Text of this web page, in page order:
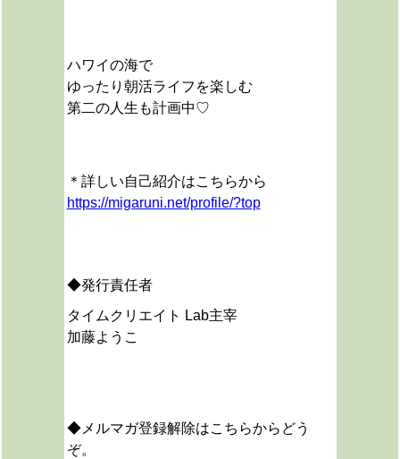
ハワイの海で
ゆったり朝活ライフを楽しむ
第二の人生も計画中♡
＊詳しい自己紹介はこちらから
https://migaruni.net/profile/?top
◆発行責任者
タイムクリエイト Lab主宰
加藤ようこ
◆メルマガ登録解除はこちらからどう
ぞ。